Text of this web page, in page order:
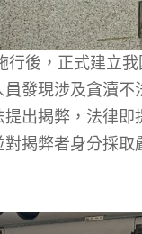
後，正式建立我
發現涉及貪瀆不
出揭弊，法律即
揭弊者身分採取